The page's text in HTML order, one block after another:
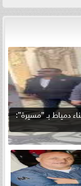
دمياط بـ ”مسيرة”: